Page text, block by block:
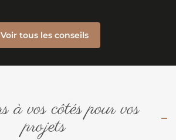
Voir tous les conseils
à vos côtés pour vos
projets